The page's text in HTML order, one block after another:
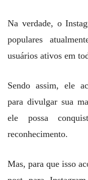
Na verdade, o
populares
usuários ativos em
Sendo assim, ele
para divulgar sua
ele possa
reconhecimento.
Mas, para que isso